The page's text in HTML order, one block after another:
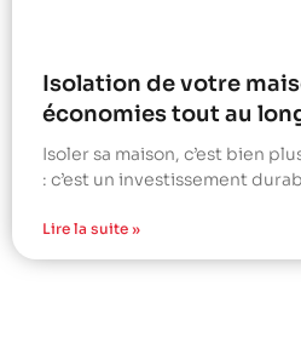
Isolation de votre
économies tout au
Isoler sa maison, c’est bien
: c’est un investissement
Lire la suite »